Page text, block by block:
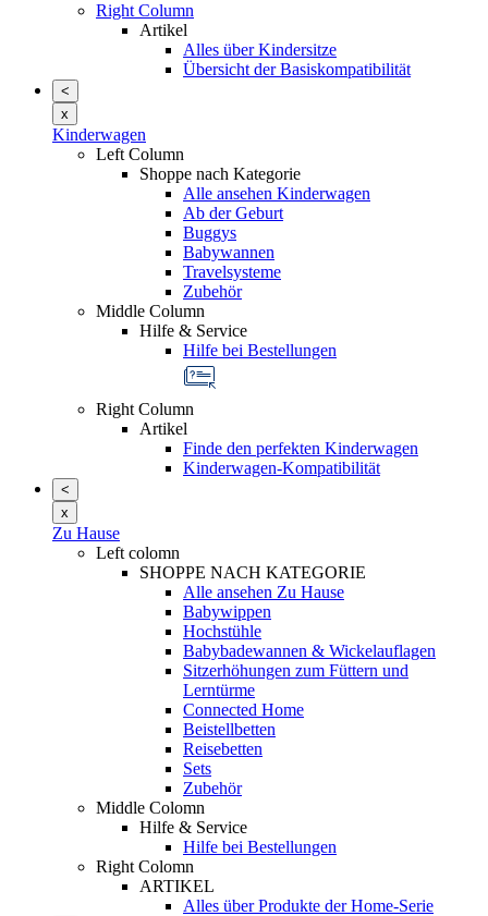
Right Column
Artikel
Alles über Kindersitze
Übersicht der Basiskompatibilität
<
x
Kinderwagen
Left Column
Shoppe nach Kategorie
Alle ansehen Kinderwagen
Ab der Geburt
Buggys
Babywannen
Travelsysteme
Zubehör
Middle Column
Hilfe & Service
Hilfe bei Bestellungen
Right Column
Artikel
Finde den perfekten Kinderwagen
Kinderwagen-Kompatibilität
<
x
Zu Hause
Left colomn
SHOPPE NACH KATEGORIE
Alle ansehen Zu Hause
Babywippen
Hochstühle
Babybadewannen & Wickelauflagen
Sitzerhöhungen zum Füttern und
Lerntürme
Connected Home
Beistellbetten
Reisebetten
Sets
Zubehör
Middle Colomn
Hilfe & Service
Hilfe bei Bestellungen
Right Colomn
ARTIKEL
Alles über Produkte der Home-Serie